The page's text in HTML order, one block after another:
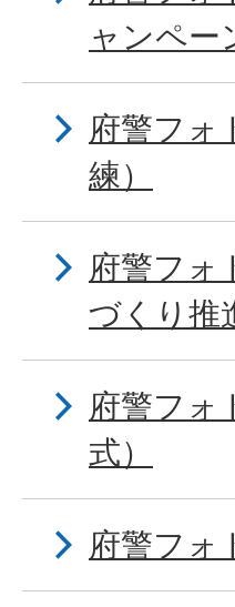
ャンペー
府警フォ
練）
府警フォ
づくり推
府警フォ
式）
府警フォ